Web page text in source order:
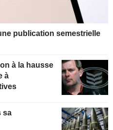
publication semestrielle
à
sa